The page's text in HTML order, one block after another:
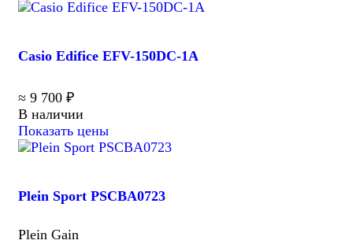
Casio Edifice EFV-150DC-1A
≈ 9 700 ₽
В наличии
Показать цены
Plein Sport PSCBA0723
Plein Gain